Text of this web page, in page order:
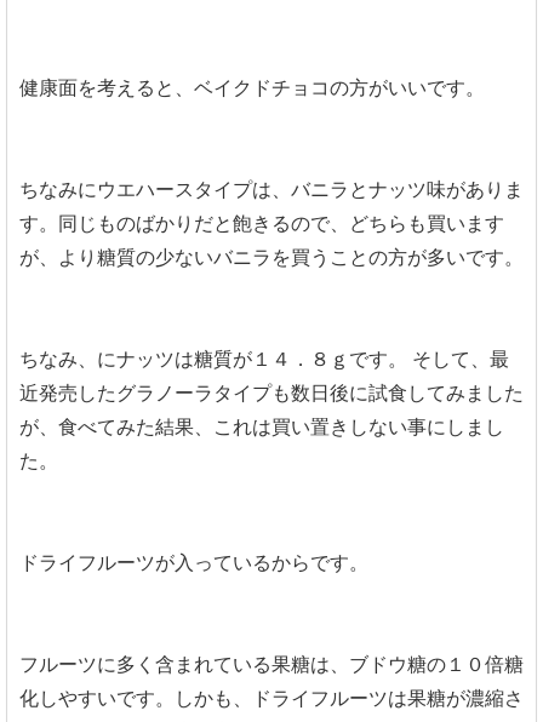
健康面を考えると、ベイクドチョコの方がいいです。
ちなみにウエハースタイプは、バニラとナッツ味がありま
す。同じものばかりだと飽きるので、どちらも買います
が、より糖質の少ないバニラを買うことの方が多いです。
ちなみ、にナッツは糖質が１４．８ｇです。
そして、最
近発売したグラノーラタイプも数日後に試食してみました
が、食べてみた結果、これは買い置きしない事にしまし
た。
ドライフルーツが入っているからです。
フルーツに多く含まれている果糖は、ブドウ糖の１０倍糖
化しやすいです。しかも、ドライフルーツは果糖が濃縮さ